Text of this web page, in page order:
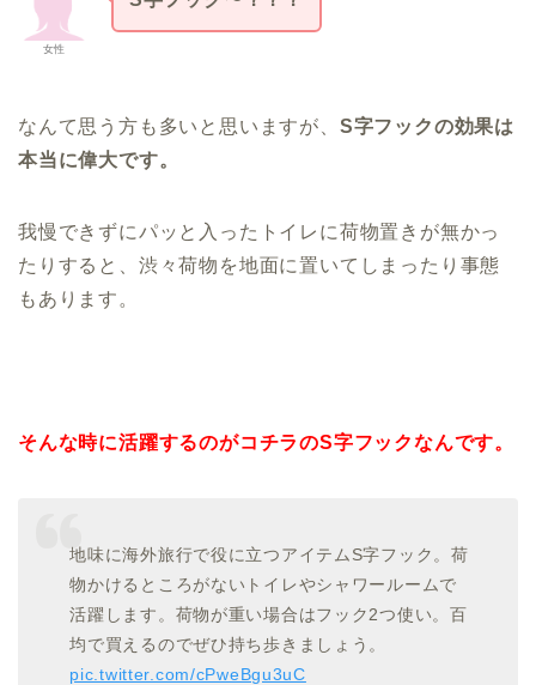
女性
なんて思う方も多いと思いますが、 S字フックの効果は
本当に偉大です。
我慢できずにパッと入ったトイレに荷物置きが無かっ
たりすると、渋々荷物を地面に置いてしまったり事態
もあります。
そんな時に活躍するのがコチラのS字フックなんです。
地味に海外旅行で役に立つアイテムS字フック。荷
物かけるところがないトイレやシャワールームで
活躍します。荷物が重い場合はフック2つ使い。百
均で買えるのでぜひ持ち歩きましょう。
pic.twitter.com/cPweBgu3uC